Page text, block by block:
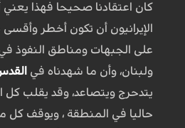
كان اعتقادنا صحيحا فهذا يعني
الإيرانيون أن تكون أخطر
على الجبهات ومناطق النفوذ في
ولبنان، وأن ما شهدناه في
يتدحرج ويتصاعد، وقد يقلب كل
حاليا في المنطقة ، ويوقف كل